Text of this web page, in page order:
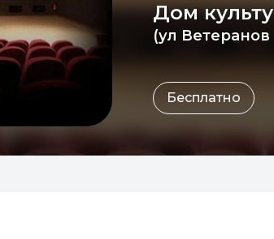
Дом
(ул
Бесплатно